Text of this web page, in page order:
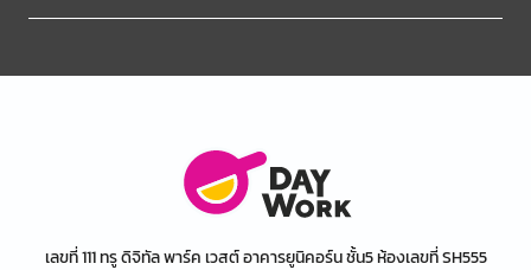
เลขที่ 111 ทรู ดิจิทัล พาร์ค เวสต์ อาคารยูนิคอร์น ชั้น5 ห้องเลขที่ SH555